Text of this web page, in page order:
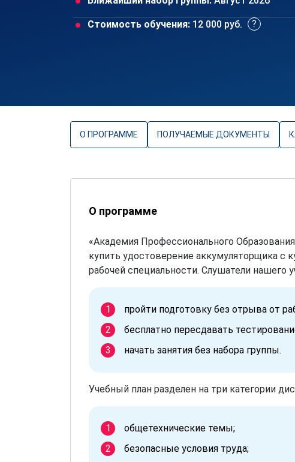
Стоимость обучения: 12 000 руб.
О ПРОГРАММЕ ПОЛУЧАЕМЫЕ ДОКУМЕНТЫ
О программе
«Академия Профессионального
купить удостоверение аккумуляторщика с
рабочей специальности. Слушатели нашего
пройти подготовку без отрыва от
бесплатно пересдавать
начать занятия без набора группы.
Учебный план разделен на три категории
общетехнические темы;
безопасные условия труда;